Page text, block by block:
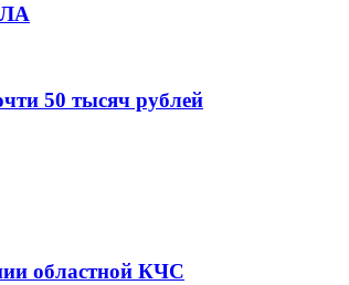
50 тысяч рублей
областной КЧС